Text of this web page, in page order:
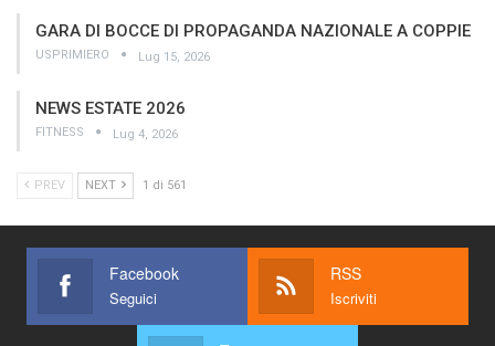
GARA DI BOCCE DI PROPAGANDA NAZIONALE A COPPIE
USPRIMIERO Lug 15, 2026
NEWS ESTATE 2026
FITNESS Lug 4, 2026
PREV NEXT 1 di 561
Facebook
Seguici
RSS
Iscriviti